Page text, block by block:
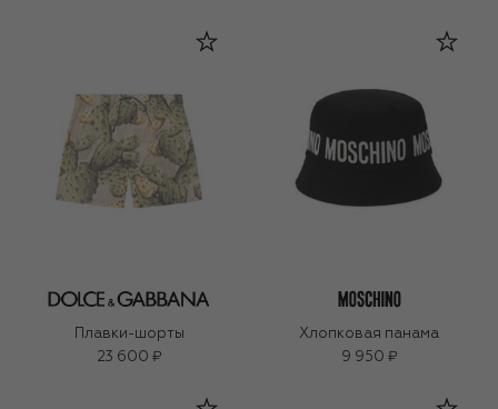
Плавки-шорты
23 600 ₽
Хлопковая панама
9 950 ₽